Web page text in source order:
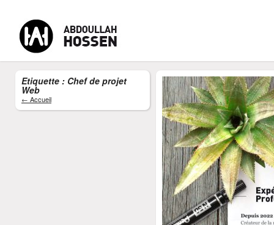
MENU CV Abdoullah Hossen - Formateur Digital -
Etiquette : Chef de projet
Web
← Accueil